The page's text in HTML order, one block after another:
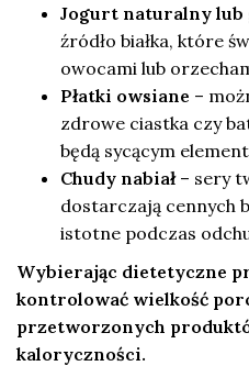
Jogurt naturalny lub
źródło białka, które
owocami lub
Płatki owsiane –
zdrowe ciastka czy
będą sycącym
Chudy nabiał– sery
dostarczają cennych
istotne podczas
Wybierając dietetyczne
kontrolować wielkość
przetworzonych
kaloryczności.